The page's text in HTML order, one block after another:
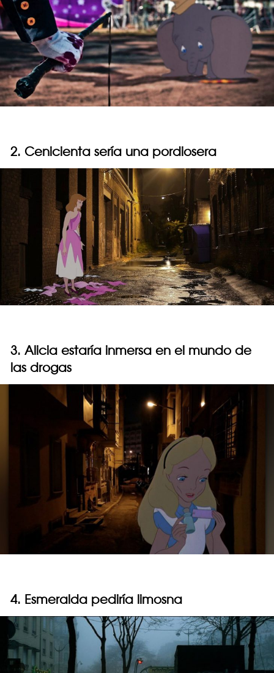
2. Cenicienta sería una pordiosera
3. Alicia estaría inmersa en el mundo de
las drogas
4. Esmeralda pediría limosna